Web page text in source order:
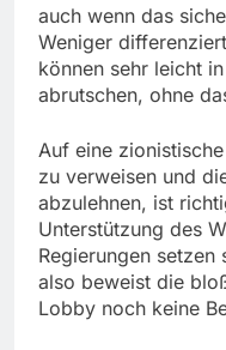
auch wenn das
Weniger
können sehr leicht
abrutschen, ohne
Auf eine
zu verweisen und
abzulehnen, ist
Unterstützung des
Regierungen setzen
also beweist die
Lobby noch keine